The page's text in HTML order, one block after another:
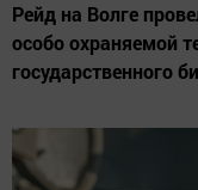
Рейд на Волге
особо охраняемой
государственного